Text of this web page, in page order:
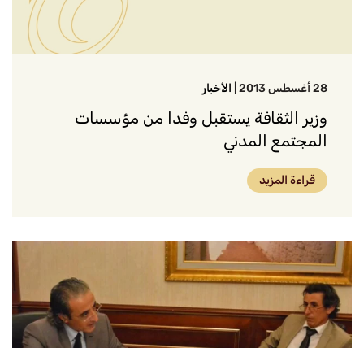
28 أغسطس 2013 الأخبار
وزير الثقافة يستقبل وفدا من مؤسسات
المجتمع المدني
قراءة المزيد